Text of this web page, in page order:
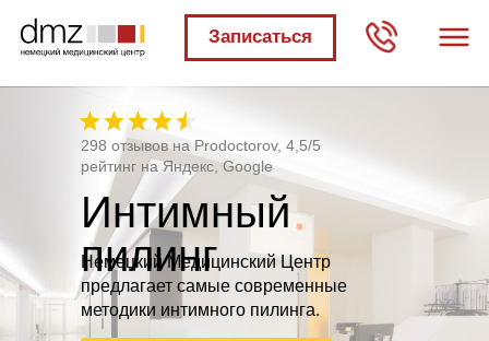
Записаться
Интимный
пилинг
298 отзывов на Prodoctorov, 4,5/5
рейтинг на Яндекс, Google
Немецкий Медицинский Центр
предлагает самые современные
методики интимного пилинга.